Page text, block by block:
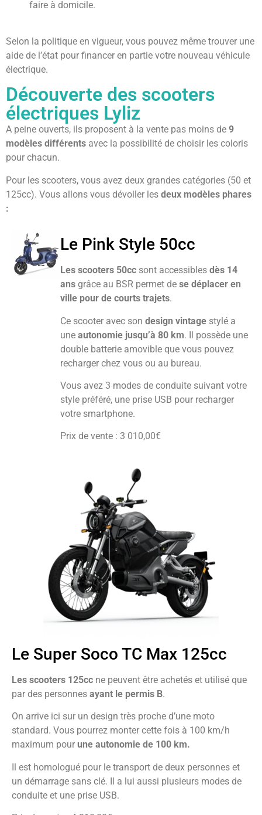
faire à domicile.
Selon la politique en vigueur, vous pouvez même trouver une
aide de l’état pour financer en partie votre nouveau véhicule
électrique.
Découverte des scooters
électriques Lyliz
A peine ouverts, ils proposent à la vente pas moins de 9
modèles différents avec la possibilité de choisir les coloris
pour chacun.
Pour les scooters, vous avez deux grandes catégories (50 et
125cc). Vous allons vous dévoiler les deux modèles phares
:
Le Pink Style 50cc
Les scooters 50cc sont accessiblesdès 14
ans grâce au BSR permet dese déplacer en
ville pour de courts trajets.
Ce scooter avec sondesign vintage stylé a
uneautonomie jusqu’à 80 km. Il possède une
double batterie amovible que vous pouvez
recharger chez vous ou au bureau.
Vous avez 3 modes de conduite suivant votre
style préféré, une prise USB pour recharger
votre smartphone.
Prix de vente : 3 010,00€
Le Super Soco TC Max 125cc
Les scooters 125cc ne peuvent être achetés et utilisé que
par des personnes ayant le permis B.
On arrive ici sur un design très proche d’une moto
standard. Vous pourrez monter cette fois à 100 km/h
maximum pour une autonomie de 100 km.
Il est homologué pour le transport de deux personnes et
un démarrage sans clé. Il a lui aussi plusieurs modes de
conduite et une prise USB.